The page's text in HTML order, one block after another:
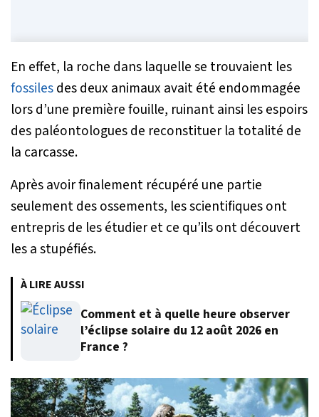
En effet, la roche dans laquelle se trouvaient les
fossilesdes deux animaux avait été endommagée
lors d’une première fouille, ruinant ainsi les espoirs
des paléontologues de reconstituer la totalité de
la carcasse.
Après avoir finalement récupéré une partie
seulement des ossements, les scientifiques ont
entrepris de les étudier et ce qu’ils ont découvert
les a stupéfiés.
À LIRE AUSSI
Comment et à quelle heure observer
l’éclipse solaire du 12 août 2026 en
France ?